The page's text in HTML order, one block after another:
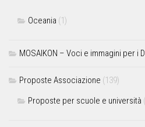
Oceania (1)
MOSAIKON – Voci e immagini per i
Proposte Associazione (139)
Proposte per scuole e università